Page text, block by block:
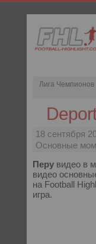
Лига Чемпионов
18 сентября
Основные
Перу видео в
видео
на Football
игра.